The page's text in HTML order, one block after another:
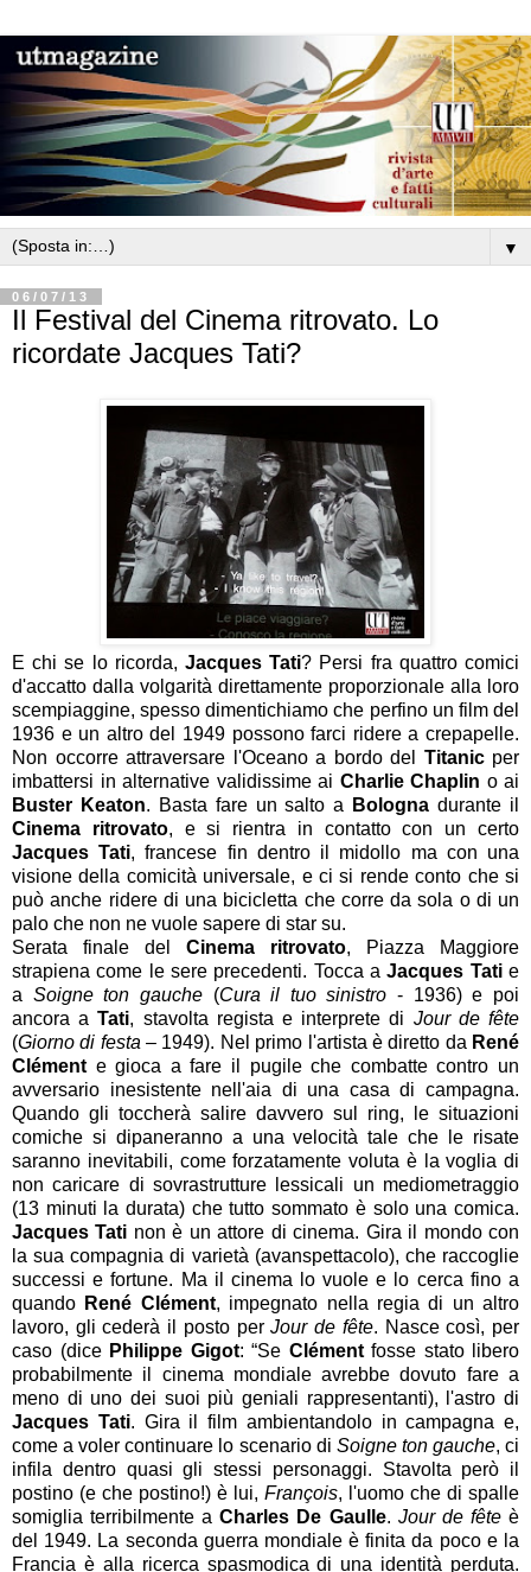
▼
06/07/13
Il Festival del Cinema ritrovato. Lo
ricordate Jacques Tati?
E chi se lo ricorda, Jacques Tati? Persi fra quattro comici
d'accatto dalla volgarità direttamente proporzionale alla loro
scempiaggine, spesso dimentichiamo che perfino un film del
1936 e un altro del 1949 possono farci ridere a crepapelle.
Non occorre attraversare l'Oceano a bordo del Titanicper
imbattersi in alternative validissime ai Charlie Chaplin o ai
Buster Keaton. Basta fare un salto a Bologna durante il
Cinema ritrovato, e si rientra in contatto con un certo
Jacques Tati, francese fin dentro il midollo ma con una
visione della comicità universale, e ci si rende conto che si
può anche ridere di una bicicletta che corre da sola o di un
palo che non ne vuole sapere di star su.
Serata finale del Cinema ritrovato, Piazza Maggiore
strapiena come le sere precedenti. Tocca aJacques Tatie
a Soigne ton gauche(Cura il tuo sinistro - 1936) e poi
ancora aTati, stavolta regista e interprete di Jour de fête
(Giorno di festa – 1949). Nel primo l'artista è diretto da René
Clément e gioca a fare il pugile che combatte contro un
avversario inesistente nell'aia di una casa di campagna.
Quando gli toccherà salire davvero sul ring, le situazioni
comiche si dipaneranno a una velocità tale che le risate
saranno inevitabili, come forzatamente voluta è la voglia di
non caricare di sovrastrutture lessicali un mediometraggio
(13 minuti la durata) che tutto sommato è solo una comica.
Jacques Tati non è un attore di cinema. Gira il mondo con
la sua compagnia di varietà (avanspettacolo), che raccoglie
successi e fortune. Ma il cinema lo vuole e lo cerca fino a
quando René Clément, impegnato nella regia di un altro
lavoro, gli cederà il posto perJour de fête. Nasce così, per
caso (dice Philippe Gigot: “Se Clémentfosse stato libero
probabilmente il cinema mondiale avrebbe dovuto fare a
meno di uno dei suoi più geniali rappresentanti), l'astro di
Jacques Tati. Gira il film ambientandolo in campagna e,
come a voler continuare lo scenario di Soigne ton gauche, ci
infila dentro quasi gli stessi personaggi. Stavolta però il
postino (e che postino!) è lui, François, l'uomo che di spalle
somiglia terribilmente aCharles De Gaulle. Jour de fêteè
del 1949. La seconda guerra mondiale è finita da poco e la
Francia è alla ricerca spasmodica di una identità perduta.